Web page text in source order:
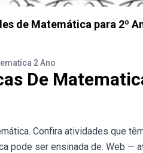
de Matemática para 2º
2 Ano
De
Confira atividades que
pode ser ensinada de. Web